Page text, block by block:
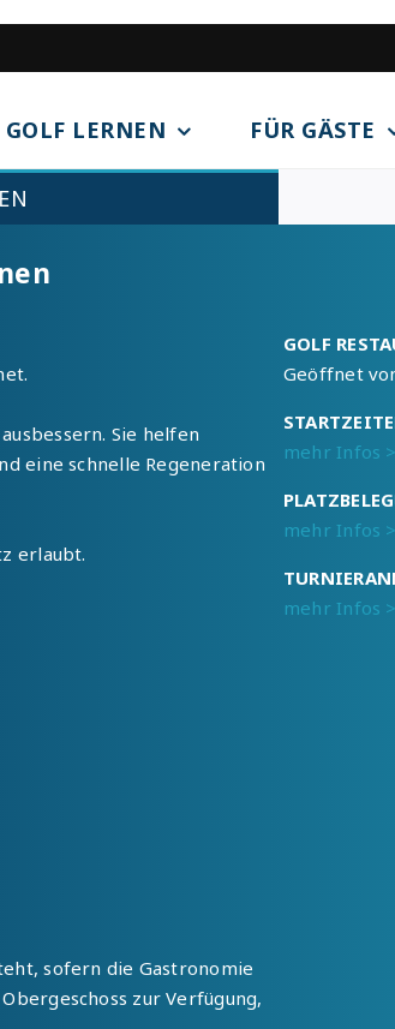
GOLF LERNEN FÜR GÄSTE
Sie helfen
eine schnelle Regeneration
erlaubt.
sofern die Gastronomie
zur Verfügung,
GOLF
Geöffnet
mehr Infos >
mehr Infos >
mehr Infos >